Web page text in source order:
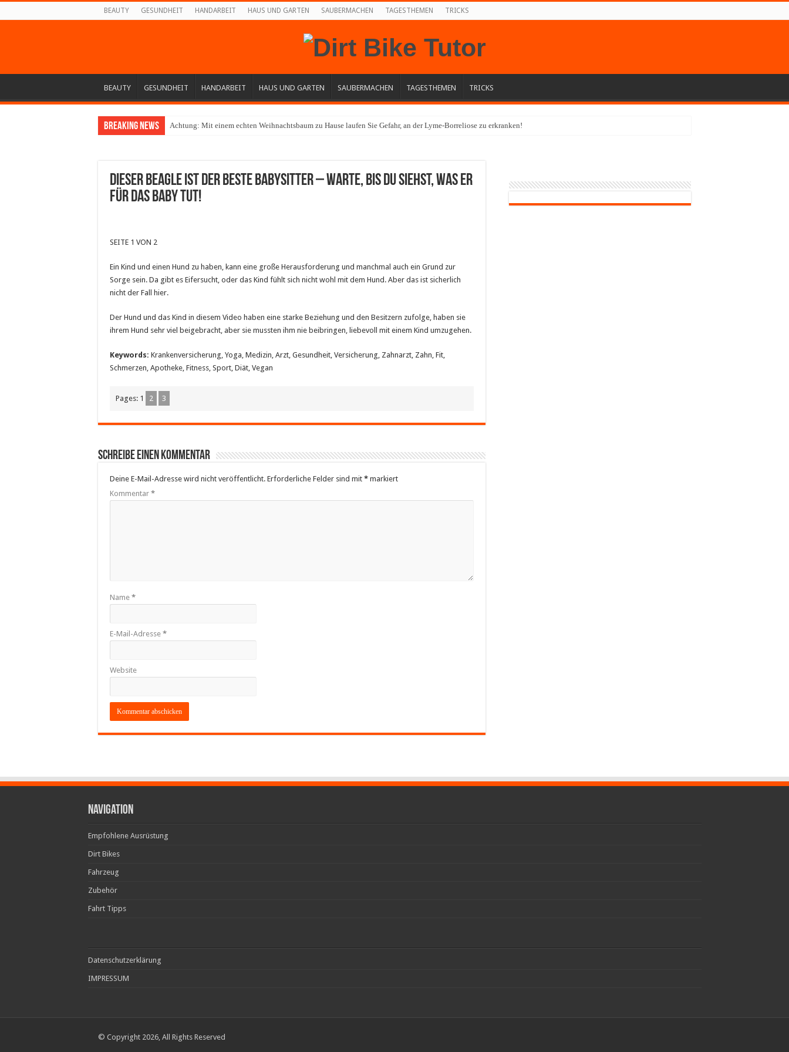
BEAUTY GESUNDHEIT HANDARBEIT HAUS UND GARTEN SAUBERMACHEN TAGESTHEMEN TRICKS
BEAUTY GESUNDHEIT HANDARBEIT HAUS UND GARTEN SAUBERMACHEN TAGESTHEMEN TRICKS
Breaking News Achtung: Mit einem echten Weihnachtsbaum zu Hause laufen Sie Gefahr, an der Lyme-Borreliose zu erkranken!
Dieser Beagle ist der beste Babysitter – warte, bis du siehst, was er
für das Baby tut!
SEITE 1 VON 2
Ein Kind und einen Hund zu haben, kann eine große Herausforderung und manchmal auch ein Grund zur
Sorge sein. Da gibt es Eifersucht, oder das Kind fühlt sich nicht wohl mit dem Hund. Aber das ist sicherlich
nicht der Fall hier.
Der Hund und das Kind in diesem Video haben eine starke Beziehung und den Besitzern zufolge, haben sie
ihrem Hund sehr viel beigebracht, aber sie mussten ihm nie beibringen, liebevoll mit einem Kind umzugehen.
Keywords: Krankenversicherung, Yoga, Medizin, Arzt, Gesundheit, Versicherung, Zahnarzt, Zahn, Fit,
Schmerzen, Apotheke, Fitness, Sport, Diät, Vegan
Pages: 1 2 3
Schreibe einen Kommentar
Deine E-Mail-Adresse wird nicht veröffentlicht. Erforderliche Felder sind mit * markiert
Kommentar *
Name *
E-Mail-Adresse *
Website
Navigation
Empfohlene Ausrüstung
Dirt Bikes
Fahrzeug
Zubehör
Fahrt Tipps
Datenschutzerklärung
IMPRESSUM
© Copyright 2026, All Rights Reserved